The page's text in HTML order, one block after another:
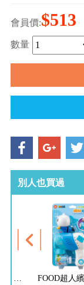
會員價:$513
數量
別人也買過